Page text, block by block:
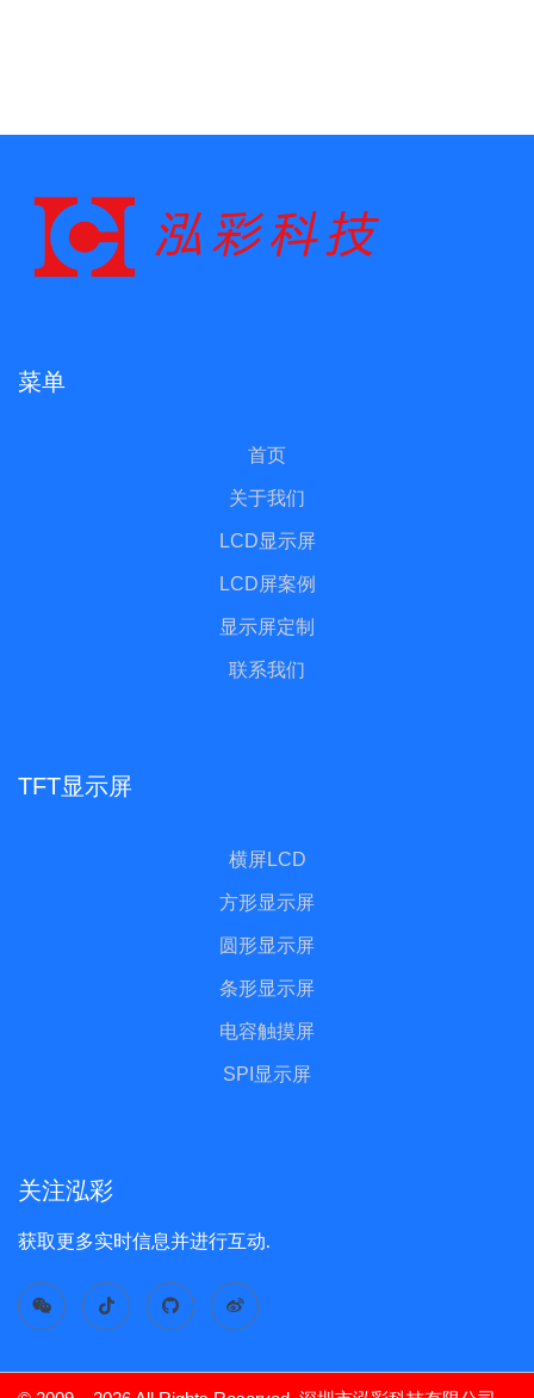
菜单
首页
关于我们
LCD显示屏
LCD屏案例
显示屏定制
联系我们
TFT显示屏
横屏LCD
方形显示屏
圆形显示屏
条形显示屏
电容触摸屏
SPI显示屏
关注泓彩
获取更多实时信息并进行互动.